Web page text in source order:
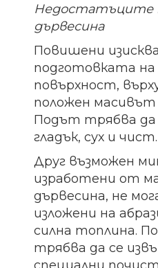
Недостатъците
дървесина
Повишени
подготовката
повърхност,
положен масивът
Подът трябва да
гладък, сух и чист.
Друг възможен
изработени от
дървесина, не
изложени на
силна топлина.
трябва да се